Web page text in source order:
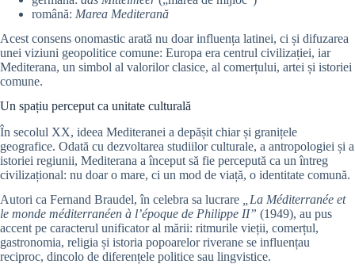
română: Marea Mediterană
Acest consens onomastic arată nu doar influența latinei, ci și difuzarea
unei viziuni geopolitice comune: Europa era centrul civilizației, iar
Mediterana, un simbol al valorilor clasice, al comerțului, artei și istoriei
comune.
Un spațiu perceput ca unitate culturală
În secolul XX, ideea Mediteranei a depășit chiar și granițele
geografice. Odată cu dezvoltarea studiilor culturale, a antropologiei și a
istoriei regiunii, Mediterana a început să fie percepută ca un întreg
civilizațional: nu doar o mare, ci un mod de viață, o identitate comună.
Autori ca Fernand Braudel, în celebra sa lucrare
„La Méditerranée et
le monde méditerranéen à l’époque de Philippe II” (1949), au pus
accent pe caracterul unificator al mării: ritmurile vieții, comerțul,
gastronomia, religia și istoria popoarelor riverane se influențau
reciproc, dincolo de diferențele politice sau lingvistice.